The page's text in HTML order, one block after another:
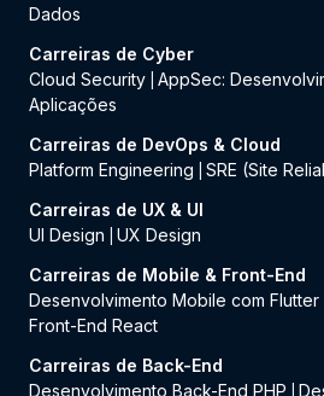
Dados
Carreiras de Cyber
Cloud Security AppSec:
Aplicações
Carreiras de DevOps & Cloud
Platform Engineering
SRE (Site
Carreiras de UX & UI
UI Design
UX Design
Carreiras de Mobile & Front-End
Desenvolvimento Mobile com Flutter
Front-End React
Carreiras de Back-End
Desenvolvimento Back-End PHP